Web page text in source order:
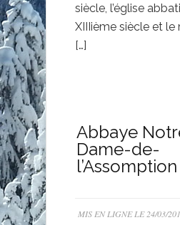
siècle, l’église
XIIIième siècle et le
[…]
Abbaye
Dame-de-
l’Assomption
MIS EN LIGNE LE 24/03/